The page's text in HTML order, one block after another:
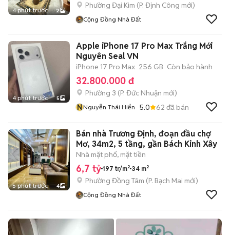
4 phút trước 2
Phường Đại Kim (P. Định Công mới)
Cộng Đồng Nhà Đất
4 phút trước 5
Apple iPhone 17 Pro Max Trắng Mới
Nguyên Seal VN
iPhone 17 Pro Max 256 GB Còn bảo hành
32.800.000 đ
Phường 3 (P. Đức Nhuận mới)
NNguyễn Thái Hiển 5.0 62 đã bán
5 phút trước 4
Bán nhà Trương Định, đoạn đầu chợ
Mơ, 34m2, 5 tầng, gần Bách Kinh Xây
Nhà mặt phố, mặt tiền
6,7 tỷ 197 tr/m² 34 m²
Phường Đồng Tâm (P. Bạch Mai mới)
Cộng Đồng Nhà Đất